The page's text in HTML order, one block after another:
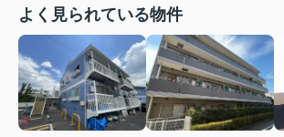
よく見られている物件